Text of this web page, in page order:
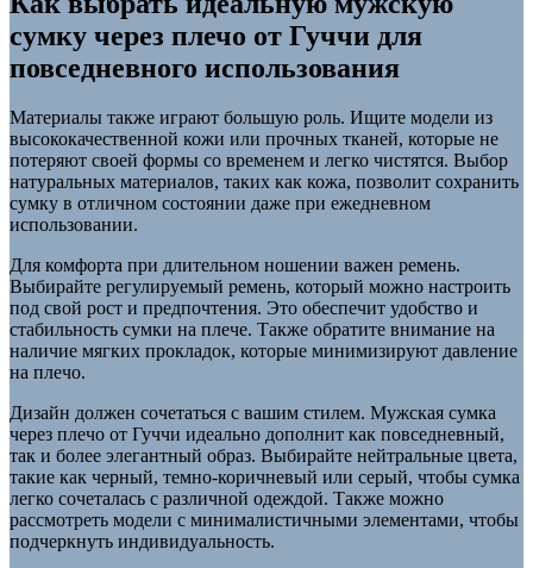
сумку через плечо от Гуччи для
повседневного использования
Материалы также играют большую роль. Ищите модели из
высококачественной кожи или прочных тканей, которые не
потеряют своей формы со временем и легко чистятся. Выбор
натуральных материалов, таких как кожа, позволит сохранить
сумку в отличном состоянии даже при ежедневном
использовании.
Для комфорта при длительном ношении важен ремень.
Выбирайте регулируемый ремень, который можно настроить
под свой рост и предпочтения. Это обеспечит удобство и
стабильность сумки на плече. Также обратите внимание на
наличие мягких прокладок, которые минимизируют давление
на плечо.
Дизайн должен сочетаться с вашим стилем. Мужская сумка
через плечо от Гуччи идеально дополнит как повседневный,
так и более элегантный образ. Выбирайте нейтральные цвета,
такие как черный, темно-коричневый или серый, чтобы сумка
легко сочеталась с различной одеждой. Также можно
рассмотреть модели с минималистичными элементами, чтобы
подчеркнуть индивидуальность.